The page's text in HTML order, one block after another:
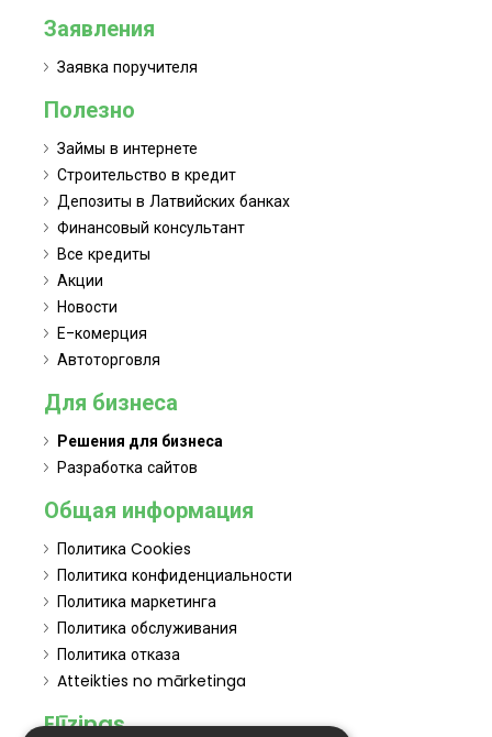
Заявления
Заявка поручителя
Полезно
Займы в интернете
Строительство в кредит
Депозиты в Латвийских банках
Финансовый консультант
Все кредиты
Акции
Новости
Е-комерция
Автоторговля
Для бизнеса
Решения для бизнеса
Разработка сайтов
Общая информация
Политика Cookies
Политикa конфиденциальности
Политика маркетинга
Политика обслуживания
Политика отказа
Atteikties no mārketinga
Elīzings